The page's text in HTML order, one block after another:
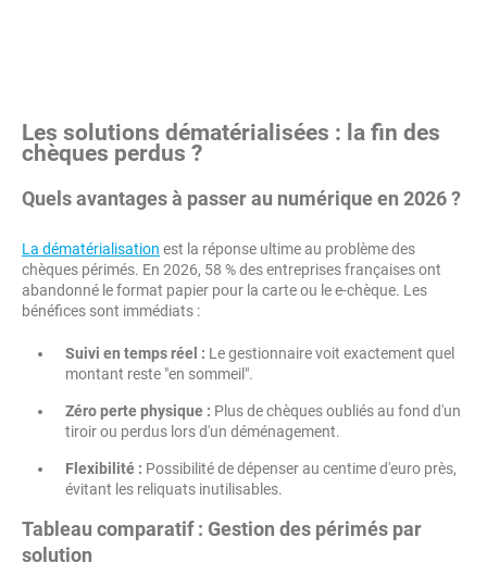
Les solutions dématérialisées : la fin des
chèques perdus ?
Quels avantages à passer au numérique en 2026 ?
La dématérialisation est la réponse ultime au problème des
chèques périmés. En 2026, 58 % des entreprises françaises ont
abandonné le format papier pour la carte ou le e-chèque. Les
bénéfices sont immédiats :
Suivi en temps réel : Le gestionnaire voit exactement quel
montant reste "en sommeil".
Zéro perte physique : Plus de chèques oubliés au fond d'un
tiroir ou perdus lors d'un déménagement.
Flexibilité : Possibilité de dépenser au centime d'euro près,
évitant les reliquats inutilisables.
Tableau comparatif : Gestion des périmés par
solution